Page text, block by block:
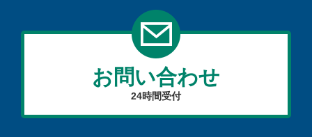
お問い合わせ
24時間受付